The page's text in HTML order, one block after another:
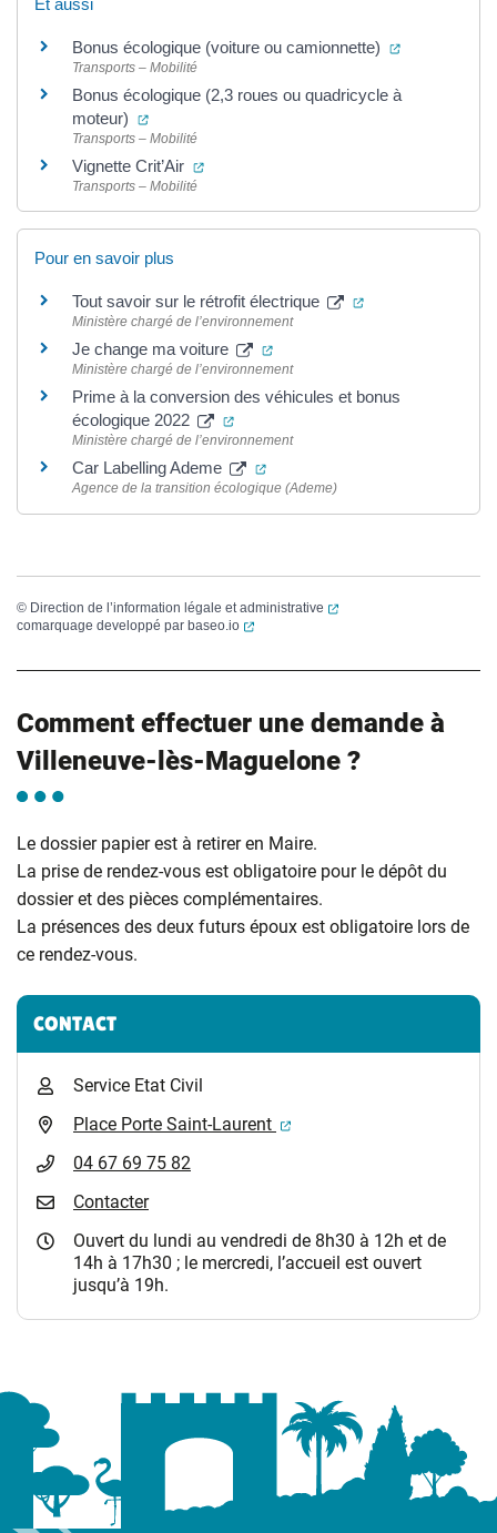
Et aussi
Bonus écologique (voiture ou camionnette) (ouverture
Transports – Mobilité
Bonus écologique (2,3 roues ou quadricycle à
moteur)
(ouverture dans un nouvel onglet)
Transports – Mobilité
Vignette Crit’Air (ouverture dans un nouvel onglet)
Transports – Mobilité
Pour en savoir plus
Tout savoir sur le rétrofit électrique (ouverture dans
Ministère chargé de l’environnement
Je change ma voiture (ouverture dans un nouvel
Ministère chargé de l’environnement
Prime à la conversion des véhicules et bonus
écologique 2022
(ouverture dans un nouvel onglet)
Ministère chargé de l’environnement
Car Labelling Ademe (ouverture dans un nouvel
Agence de la transition écologique (Ademe)
© Direction de l’information légale et administrative
(ouverture dans un
comarquage developpé par baseo.io (ouverture dans un nouvel onglet)
Comment effectuer une demande à
Villeneuve-lès-Maguelone ?
Le dossier papier est à retirer en Maire.
La prise de rendez-vous est obligatoire pour le dépôt du
dossier et des pièces complémentaires.
La présences des deux futurs époux est obligatoire lors de
ce rendez-vous.
Informations complémentaires
CONTACT
Service Etat Civil
Place Porte Saint-Laurent
(ouverture dans un
04 67 69 75 82
Contacter
Ouvert du lundi au vendredi de 8h30 à 12h et de
14h à 17h30 ; le mercredi, l’accueil est ouvert
jusqu’à 19h.